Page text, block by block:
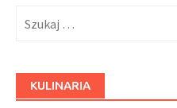
KULINARIA